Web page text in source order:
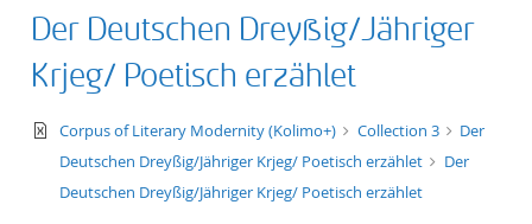
Der Deutschen Dreyßig/Jähriger
Krjeg/ Poetisch erzählet
text/xml
Corpus of Literary Modernity (Kolimo+) Collection 3
Der
Deutschen Dreyßig/Jähriger Krjeg/ Poetisch erzählet
Der
Deutschen Dreyßig/Jähriger Krjeg/ Poetisch erzählet